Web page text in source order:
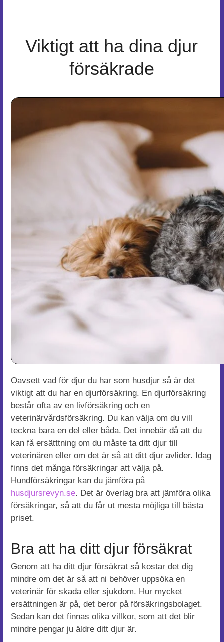
Viktigt att ha dina djur
försäkrade
Oavsett vad för djur du har som husdjur så är det
viktigt att du har en djurförsäkring. En djurförsäkring
består ofta av en livförsäkring och en
veterinärvårdsförsäkring. Du kan välja om du vill
teckna bara en del eller båda. Det innebär då att du
kan få ersätttning om du måste ta ditt djur till
veterinären eller om det är så att ditt djur avlider. Idag
finns det många försäkringar att välja på.
Hundförsäkringar kan du jämföra på
husdjursrevyn.se. Det är överlag bra att jämföra olika
försäkringar, så att du får ut mesta möjliga till bästa
priset.
Bra att ha ditt djur försäkrat
Genom att ha ditt djur försäkrat så kostar det dig
mindre om det är så att ni behöver uppsöka en
veterinär för skada eller sjukdom. Hur mycket
ersättningen är på, det beror på försäkringsbolaget.
Sedan kan det finnas olika villkor, som att det blir
mindre pengar ju äldre ditt djur är.